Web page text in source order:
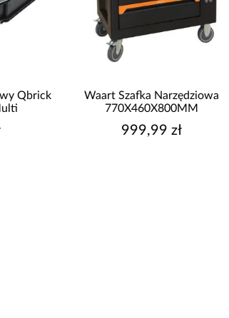
Waart Szafka Narzędziowa
770X460X800MM
999,99 zł